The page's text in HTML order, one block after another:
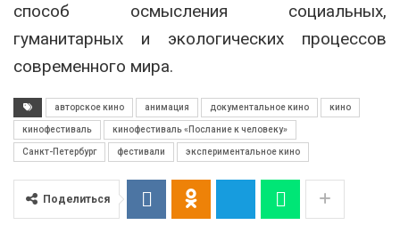
способ осмысления социальных,
гуманитарных и экологических процессов
современного мира.
авторское кино анимация документальное кино кино
кинофестиваль кинофестиваль «Послание к человеку»
Санкт-Петербург фестивали экспериментальное кино
Поделиться